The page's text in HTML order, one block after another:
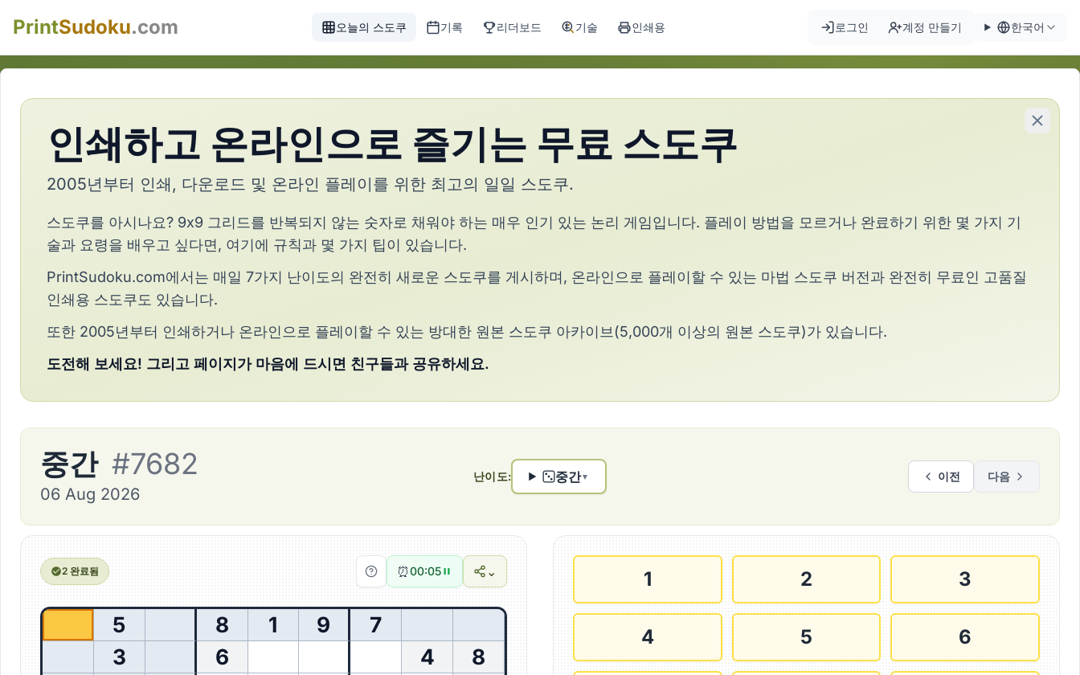
PrintSudoku.com 오늘의 스도쿠 기록 리더보드 기술 인쇄용 로그인 계정 만들기 한국어
인쇄하고 온라인으로 즐기는 무료 스도쿠
2005년부터 인쇄, 다운로드 및 온라인 플레이를 위한 최고의 일일 스도쿠.
스도쿠를 아시나요? 9x9 그리드를 반복되지 않는 숫자로 채워야 하는 매우 인기 있는 논리 게임입니다. 플레이 방법을 모르거나 완료하기 위한 몇 가지 기
술과 요령을 배우고 싶다면, 여기에 규칙과 몇 가지 팁이 있습니다.
PrintSudoku.com에서는 매일 7가지 난이도의 완전히 새로운 스도쿠를 게시하며, 온라인으로 플레이할 수 있는 마법 스도쿠 버전과 완전히 무료인 고품질
인쇄용 스도쿠도 있습니다.
또한 2005년부터 인쇄하거나 온라인으로 플레이할 수 있는 방대한 원본 스도쿠 아카이브(5,000개 이상의 원본 스도쿠)가 있습니다.
도전해 보세요! 그리고 페이지가 마음에 드시면 친구들과 공유하세요.
중간 #7682
06 Aug 2026
난이도: 중간▼ 이전 다음
2 완료됨 ⏰00:06 ⌄
5 8 1 9
7
3
6 4
8
1 2 3
4 5 6